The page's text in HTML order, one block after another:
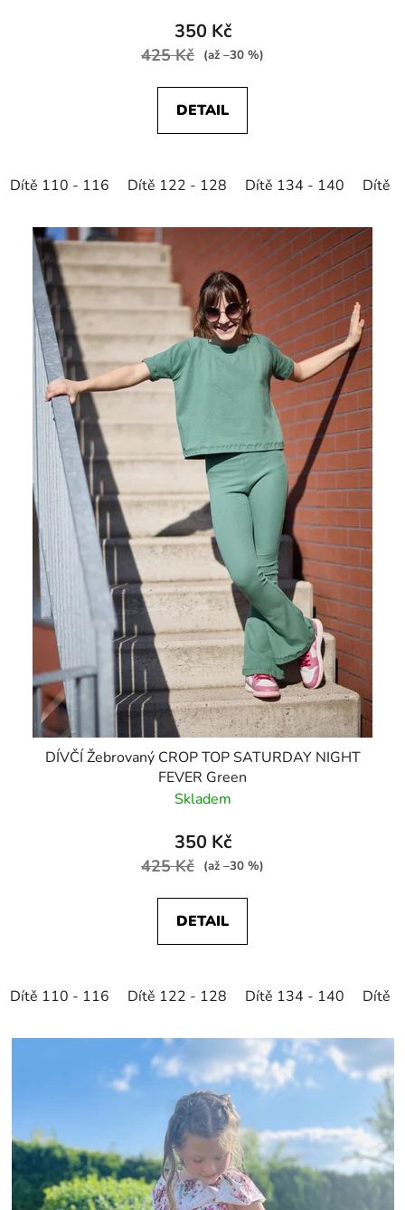
350 Kč
425 Kč (až –30 %)
DETAIL
Dítě 110 - 116 Dítě 122 - 128 Dítě 134 - 140 Dítě
DÍVČÍ Žebrovaný CROP TOP SATURDAY NIGHT
FEVER Green
Skladem
350 Kč
425 Kč (až –30 %)
DETAIL
Dítě 110 - 116 Dítě 122 - 128 Dítě 134 - 140 Dítě